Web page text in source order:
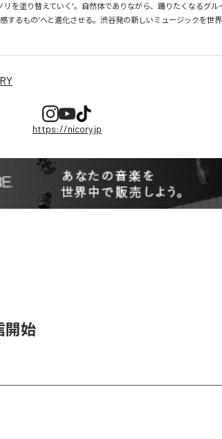
を塗り替えていく”。自然体でありながら、踊りたくなるグル
するもの”へと進化させる。渋谷発の新しいミュージックを世
https://nicory.jp
開始